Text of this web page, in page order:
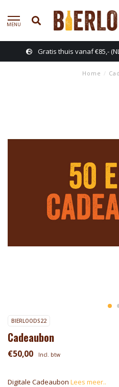
MENU
Gratis thuis vanaf €85,-
Home /
BIERLOODS22
Cadeaubon
€50,00 Incl. btw
Digitale Cadeaubon Lees meer..